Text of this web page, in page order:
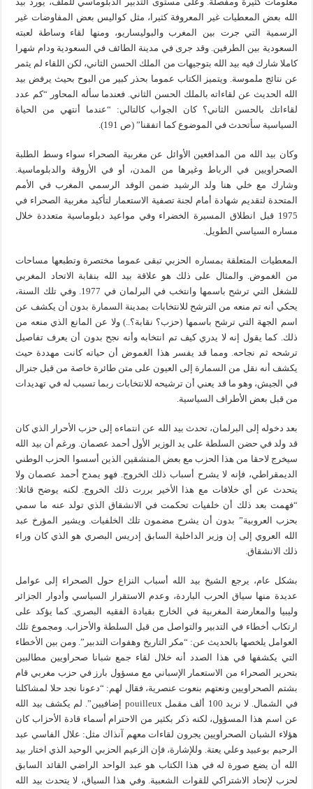
الله بعض المعطيات غير المعروفة كثيرا، مثل كواليس بعض المفاوضات غير
الرسمية التي جرت بين المغرب والبوليساريو، ومنها لقاء وساطة لعبته
السعودية بين الطرفين. وقد جرى في مدينة الطائف في السعودية ودام شهرا
كاملا شارك فيه بيد الله بتوجيهات من الملك الحسن الثاني، لكن اللقاء لم يثمر
عن نتائج ملموسة. ويتميز الكتاب عموما بحذر كبير من البوح بحيث يرفض بيد
الله الحديث عن لقاءاته بالملك الحسن الثاني. فعندما سأله المحاور “كم عدد
لقاءاتك بالحسن الثاني؟ كان الجواب كالتالي: “عندما أنتهي من الحياة
السياسية سأتحدث في الموضوع كما اتفقنا” (ص 191).
وكان بيد الله من المدافعين الأوائل عن مغربية الصحراء سواء وسط الطلبة
الصحراويين في الرباط وغيرها من المدن، أو في الأروقة والدبلوماسية.
وشارك مع خلي هنا ولد الرشيد ضمن الوفد الرسمي المغرب في الأمم
المتحدة لتقديم شهادة أمام لجنة تصفية الاستعمار لتأكيد مغربية الصحراء في
1975 قبل انطلاق المسيرة الخضراء وفي مواعيد دبلوماسية متعددة خلال
مساره السياسي الطويل.
المعطيات المتعلقة بمساره الحزبي تبقى عموما مختصرة وتطبعها مساحات
من الغموض. والمثال على ذلك هو علاقة بيد الله بنقابة الاتحاد المغربي
للشغل التي ترشح باسمها وانتخب في البرلمان في 1977. وفي تلك السنة،
يحكي أنه تم منعه من الترشح للانتخابات بمدينة السمارة بدون أن يكشف عن
اسم الجهة التي ترشح باسمها (حزب؟ نقابة؟..) ولا عن المانع الذي منعه من
ذلك. كما يقول إنه لا يدري كيف تم انتخابه وأنه نجح بدون أن يعرف تفاصيل
ترشحه ثم نجاحه. ومما قد يفسر هذا الغموض أن حياته كانت مهددة حيث
يكشف أنه نقل من السمارة إلى العيون على متن طائرة خاصة من قبل جنرال
في الجيش، وهو ما قد يعني أن ترشيحه للانتخابات ربما تسبب له في تهديدات
من قبل بعض الأطراف السياسية.
بعد دخوله إلى البرلمان، تحدث بيد الله عن انتماءه إلى حزب الأحرار الذي كان
قد ولد في حضن السلطة على يد الوزير الأول أحمد عصمان. ورغم أن بيد الله
سيخرج لاحقا من هذا الحزب مع بعض المنشقين الذين أسسوا الحزب الوطني
الديمقراطي، فإنه لا يشرح أسباب ذلك الخروج. فهو يمدح أحمد عصمان ولا
يتحدث عن أي خلافات مع هذا الأخير بررت ذلك الخروج. لكنه يوضح قائلا:
“فهمت بعد ذلك أن خلفيات تحكمت في الانشقاق الذي تولد عنه ما سمي
بحزب العروبية” بدون أن يشرح مضمون تلك الخلفيات. ويشير المؤرخ عبد
الله العروي إلى إن وزير الداخلية السابق إدريس البصري هو الذي كان وراء
ذلك الانشقاق.
بشكل عام، يرجع الشيخ بيد الله أسباب النزاع حول الصحراء إلى عوامل
عديدة منها سياق الحرب الباردة، وعدم الاستقرار السياسي وأدوار الجزائر
وليبيا والمعارضة المغربية في الخارج بقيادة الفقيه البصري. كما يؤكد على
ارتكاب أخطاء في التدبير والتواصل من قبل السلطة والأحزاب. ومجموع تلك
العوامل يلخصها بالحديث عن: “مكر التاريخ وهفوات التدبير”. ومن بين الأخطاء
التي يكشفها في هذا الصدد أنه خلال لقاء جمع شبانا صحراويين مطالبين
بتحرير الصحراء من الاستعمار الإسباني مع مسؤول بارز في حزب مغربي قام
بشتم الصحراويين ونعتهم بنعوت عنصرية، فقال لهم: “دعونا نجد حلا لمشاكلنا
في الشمال. لا نريد 100 ألف مقمل pouilleux إضافيين”. لم يكشف بيد الله
عن اسم هذا المسؤول، لكنه ذكر بكثير من الاحترام أسماء قادة الأحزاب كان
هؤلاء الشبان الصحراويين يجرون لقاءات معهم آنذاك مثل: علال الفاسي عبد
الرحيم بوعبيد وعلي يعتة. وللإشارة، فإن الزعيم الحزبي الوحيد الذي اختار بيد
الله أن يضع صورة له في هذا الكتاب هو عبد الواحد الراضي القائد السابق
لحزب لإتحاد الاشتراكي للقوات الشعبية. وفي هذا السياق، لا يتحدث بيد الله